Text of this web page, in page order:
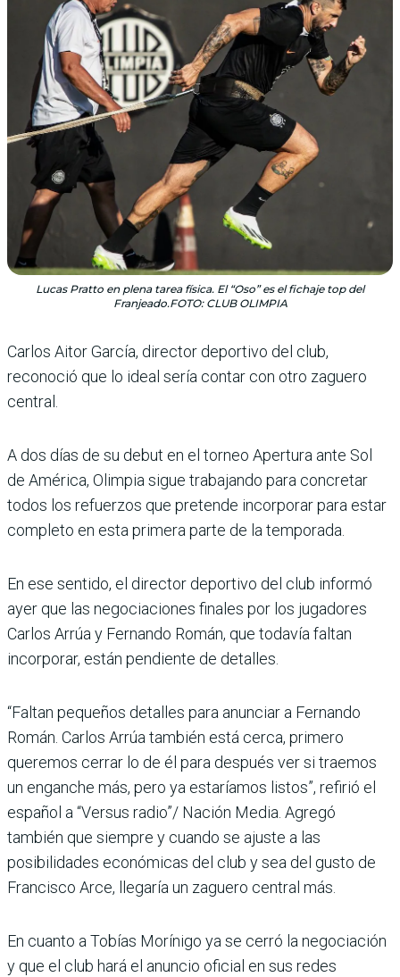
Lucas Pratto en plena tarea física. El “Oso” es el fichaje top del
Franjeado.FOTO: CLUB OLIMPIA
Carlos Aitor García, director deportivo del club,
reconoció que lo ideal sería contar con otro zaguero
central.
A dos días de su debut en el tor­neo Apertura ante Sol
de Amé­rica, Olimpia sigue trabajando para concretar
todos los refuer­zos que pretende incorporar para estar
completo en esta primera parte de la temporada.
En ese sentido, el director deportivo del club informó
ayer que las negociaciones finales por los jugadores
Carlos Arrúa y Fernando Román, que toda­vía faltan
incorporar, están pendiente de detalles.
“Faltan pequeños detalles para anunciar a Fernando
Román. Carlos Arrúa también está cerca, primero
queremos cerrar lo de él para después ver si traemos
un enganche más, pero ya estaríamos listos”, refi­rió el
español a “Versus radio”/ Nación Media. Agregó
también que siempre y cuando se ajuste a las
posibilidades económicas del club y sea del gusto de
Fran­cisco Arce, llegaría un zaguero central más.
En cuanto a Tobías Morínigo ya se cerró la negociación
y que el club hará el anuncio oficial en sus redes